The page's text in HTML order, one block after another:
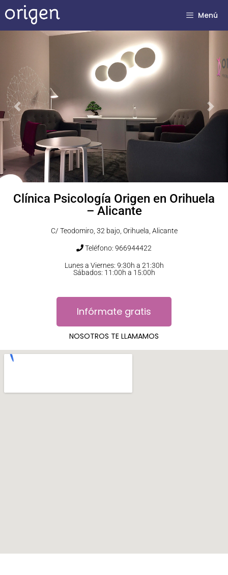
Menú
Previous Next
Clínica Psicología Origen en Orihuela
– Alicante
C/ Teodomiro, 32 bajo, Orihuela, Alicante
Teléfono: 966944422
Lunes a Viernes: 9:30h a 21:30h
Sábados: 11:00h a 15:00h
Infórmate gratis
NOSOTROS TE LLAMAMOS